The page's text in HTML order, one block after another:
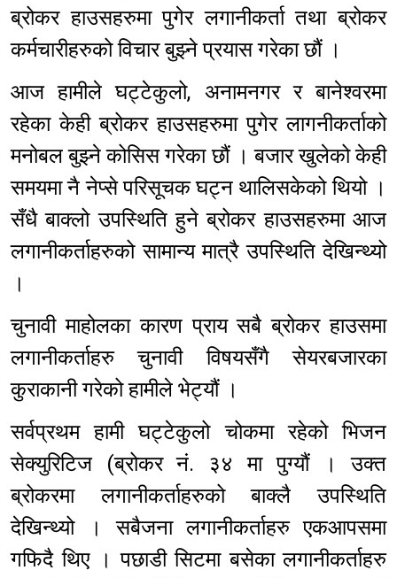
ब्रोकर हाउसहरुमा पुगेर लगानीकर्ता तथा ब्रोकर
कर्मचारीहरुको विचार बुझ्ने प्रयास गरेका छौं ।
आज हामीले घट्टेकुलो, अनामनगर र बानेश्वरमा
रहेका केही ब्रोकर हाउसहरुमा पुगेर लागनीकर्ताको
मनोबल बुझ्ने कोसिस गरेका छौं । बजार खुलेको केही
समयमा नै नेप्से परिसूचक घट्न थालिसकेको थियो ।
सँधै बाक्लो उपस्थिति हुने ब्रोकर हाउसहरुमा आज
लगानीकर्ताहरुको सामान्य मात्रै उपस्थिति देखिन्थ्यो
।
चुनावी माहोलका कारण प्राय सबै ब्रोकर हाउसमा
लगानीकर्ताहरु चुनावी विषयसँगै सेयरबजारका
कुराकानी गरेको हामीले भेट्यौं ।
सर्वप्रथम हामी घट्टेकुलो चोकमा रहेको भिजन
सेक्युरिटिज (ब्रोकर नं. ३४ मा पुग्यौं । उक्त
ब्रोकरमा लगानीकर्ताहरुको बाक्लै उपस्थिति
देखिन्थ्यो । सबैजना लगानीकर्ताहरु एकआपसमा
गफिदै थिए । पछाडी सिटमा बसेका लगानीकर्ताहरु